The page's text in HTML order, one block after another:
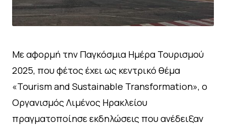
Με αφορμή την Παγκόσμια Ημέρα Τουρισμού
2025, που φέτος έχει ως κεντρικό θέμα
«Tourism and Sustainable Transformation», ο
Οργανισμός Λιμένος Ηρακλείου
πραγματοποίησε εκδηλώσεις που ανέδειξαν